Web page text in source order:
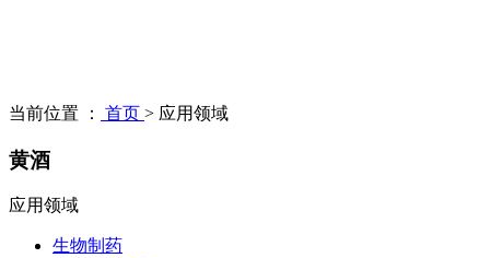
当前位置 ： 首页 > 应用领域
黄酒
应用领域
生物制药